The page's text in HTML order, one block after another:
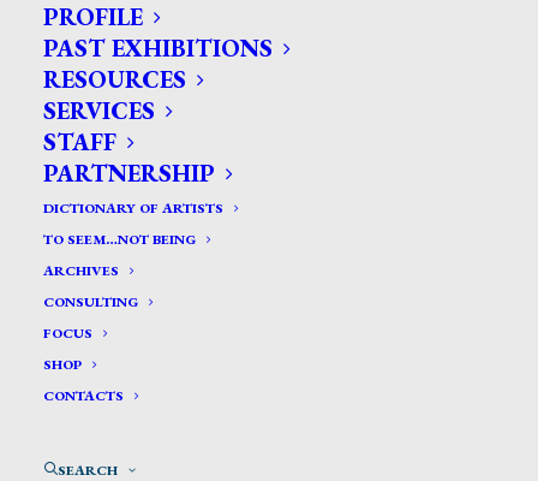
PROFILE
PAST EXHIBITIONS
RESOURCES
SERVICES
STAFF
PARTNERSHIP
DICTIONARY OF ARTISTS
TO SEEM…NOT BEING
ARCHIVES
CONSULTING
FOCUS
SHOP
CONTACTS
SEARCH
CERCA TRA GLI ARTISTI:
Search
for:
Battaglia B.